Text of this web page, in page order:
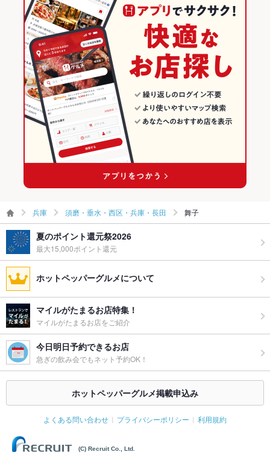
兵庫 須磨・垂水・西区・兵庫・長田 舞子
夏のポイント還元祭2026
最大15,000ポイント還元
ホットペッパーグルメについて
マイルがたまるお店特集！
マイルがたまるお店をご紹介
今日明日予約できるお店
急ぎの飲み会でもネット予約OK！
ホットペッパーグルメ掲載申込み
よくある問い合わせ プライバシーポリシー 利用規約
(C) Recruit Co., Ltd.